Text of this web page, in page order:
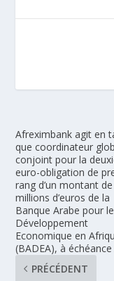
Afreximbank agit en
que coordinateur
conjoint pour la
euro-obligation de
rang d’un montant
millions d’euros de la
Banque Arabe pour le
Développement
Economique en
(BADEA), à
PRÉCÉDENT